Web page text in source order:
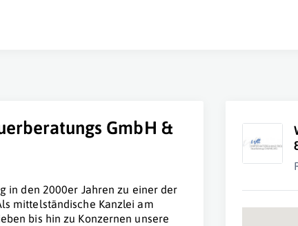
GmbH &
in den 2000er Jahren zu einer der
mittelständische Kanzlei am
bis hin zu Konzernen unsere